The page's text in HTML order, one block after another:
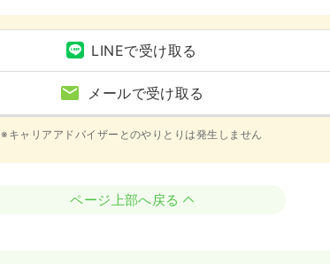
LINEで受け取る
メールで受け取る
※キャリアアドバイザーとのやりとりは発生しません
ページ上部へ戻る